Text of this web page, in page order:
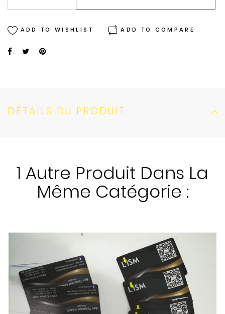
ADD TO WISHLIST ADD TO COMPARE
DÉTAILS DU PRODUIT
1 Autre Produit Dans La
Même Catégorie :